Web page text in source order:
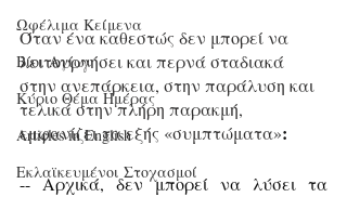
Ωφέλιμα Κείμενα
Βίοι Αγίων
Κύριο Θέμα Ημέρας
Articles in English
Εκλαϊκευμένοι Στοχασμοί
Όταν ένα καθεστώς δεν μπορεί να
λειτουργήσει και περνά σταδιακά
στην ανεπάρκεια, στην παράλυση και
τελικά στην πλήρη παρακμή,
εμφανίζει τα εξής «συμπτώματα»:
-- Αρχικά, δεν μπορεί να λύσει τα